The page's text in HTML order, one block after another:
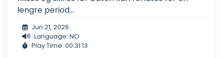
lengre period...
Jun 21, 2026
Language: NO
Play Time: 00:31:13